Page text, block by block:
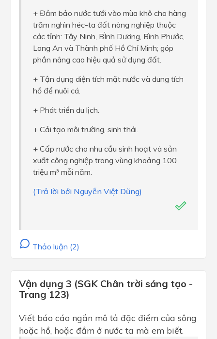
+ Đảm bảo nước tưới vào mùa khô cho hàng
trăm nghìn héc-ta đất nông nghiệp thuộc
các tỉnh: Tây Ninh, BÌnh Dương, Bình Phước,
Long An và Thành phố Hồ Chí Minh; góp
phần nâng cao hiệu quả sử dụng đất.
+ Tận dụng diện tích mặt nước và dung tích
hồ để nuôi cá.
+ Phát triển du lịch.
+ Cải tạo môi trường, sinh thái.
+ Cấp nước cho nhu cầu sinh hoạt và sản
xuất công nghiệp trong vùng khoảng 100
triệu m³ mỗi năm.
(Trả lời bởi Nguyễn Việt Dũng)
Thảo luận (2)
Vận dụng 3 (SGK Chân trời sáng tạo -
Trang 123)
Viết báo cáo ngắn mô tả đặc điểm của sông
hoặc hồ, hoặc đầm ở nước ta mà em biết.